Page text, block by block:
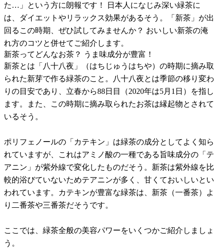
た…」という方に朗報です！ 日本人になじみ深い緑茶に
は、ダイエットやリラックス効果があるそう。「新茶」が出
回るこの時期、ぜひ試してみませんか？ おいしい新茶の淹
れ方のコツと併せてご紹介します。
新茶ってどんなお茶？ うま味成分が豊富！
新茶とは「八十八夜」（はちじゅうはちや）の時期に摘み取
られた新芽で作る緑茶のこと。八十八夜とは季節の移り変わ
りの目安であり、立春から88日目（2020年は5月1日）を指し
ます。また、この時期に摘み取られたお茶は縁起物とされて
いるそう。
ポリフェノールの「カテキン」は緑茶の成分としてよく知ら
れていますが、これはアミノ酸の一種である旨味成分の「テ
アニン」が紫外線で変化したものだそう。新茶は紫外線を比
較的浴びていないためテアニンが多く、甘くておいしいとい
われています。カテキンが豊富な緑茶は、新茶（一番茶）よ
り二番茶や三番茶だそうです。
ここでは、緑茶全般の美容パワーをいくつかご紹介しましょ
う。